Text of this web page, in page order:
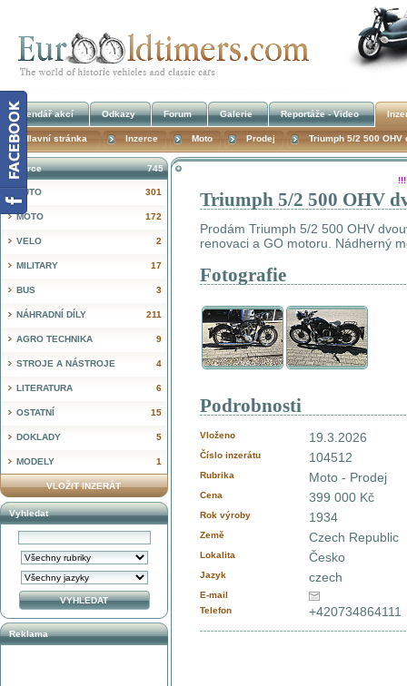
Triumph 5/2 500 OHV
Prodám Triumph 5/2 500 OHV
renovaci a GO motoru. Nádherný
Fotografie
Podrobnosti
Vloženo 19.3.2026
Číslo inzerátu 104512
Rubrika Moto - Prodej
Cena 399 000 Kč
Rok výroby 1934
Země Czech Republic
Lokalita Česko
Jazyk czech
E-mail
Telefon
+420734864111
745
Inzerce
301
AUTO
172
MOTO
2
VELO
17
MILITARY
3
BUS
211
NÁHRADNÍ DÍLY
9
AGRO TECHNIKA
4
STROJE A NÁSTROJE
6
LITERATURA
15
OSTATNÍ
5
DOKLADY
1
MODELY
VLOŽIT INZERÁT
Vyhledat
Reklama
Kalendář akcí Odkazy Forum Galerie Reportáže - Video
Hlavní stránka Inzerce Moto Prodej Triumph 5/2 500